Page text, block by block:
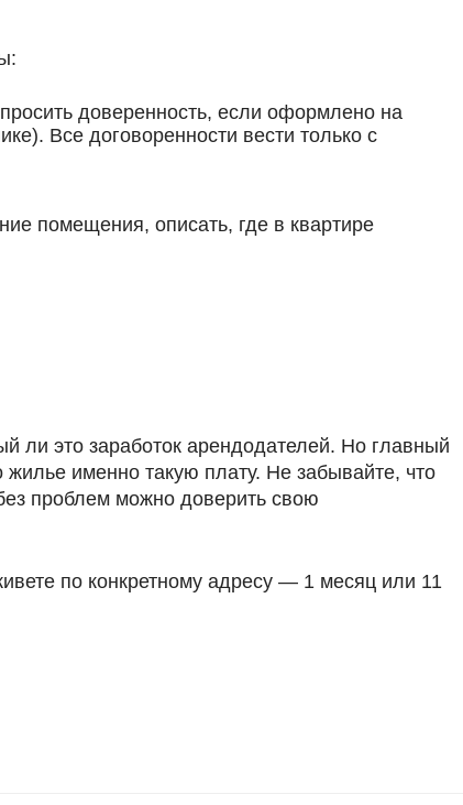
доверенность, если оформлено на
Все договоренности вести только с
помещения, описать, где в квартире
ли это заработок арендодателей. Но главный
именно такую плату. Не забывайте, что
проблем можно доверить свою
по конкретному адресу — 1 месяц или 11